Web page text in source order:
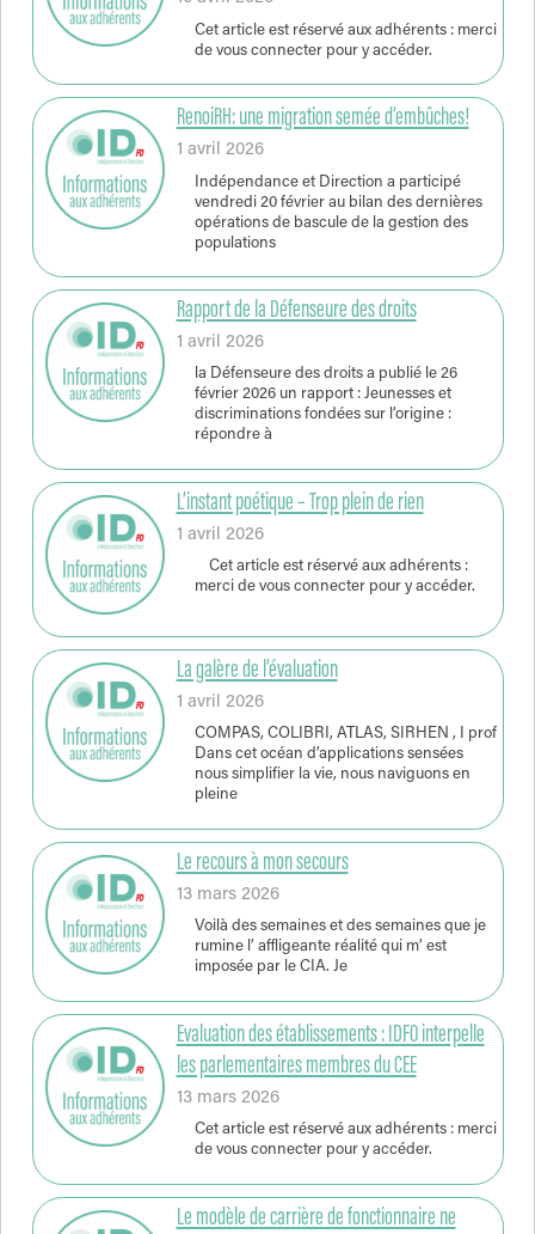
Cet article est réservé aux adhérents : merci
de vous connecter pour y accéder.
RenoiRH: une migration semée d’embûches!
1 avril 2026
Indépendance et Direction a participé
vendredi 20 février au bilan des dernières
opérations de bascule de la gestion des
populations
Rapport de la Défenseure des droits
1 avril 2026
la Défenseure des droits a publié le 26
février 2026 un rapport : Jeunesses et
discriminations fondées sur l’origine :
répondre à
L’instant poétique – Trop plein de rien
1 avril 2026
Cet article est réservé aux adhérents :
merci de vous connecter pour y accéder.
La galère de l’évaluation
1 avril 2026
COMPAS, COLIBRI, ATLAS, SIRHEN , I prof
Dans cet océan d’applications sensées
nous simplifier la vie, nous naviguons en
pleine
Le recours à mon secours
13 mars 2026
Voilà des semaines et des semaines que je
rumine l’ affligeante réalité qui m’ est
imposée par le CIA. Je
Evaluation des établissements : IDFO interpelle
les parlementaires membres du CEE
13 mars 2026
Cet article est réservé aux adhérents : merci
de vous connecter pour y accéder.
Le modèle de carrière de fonctionnaire ne